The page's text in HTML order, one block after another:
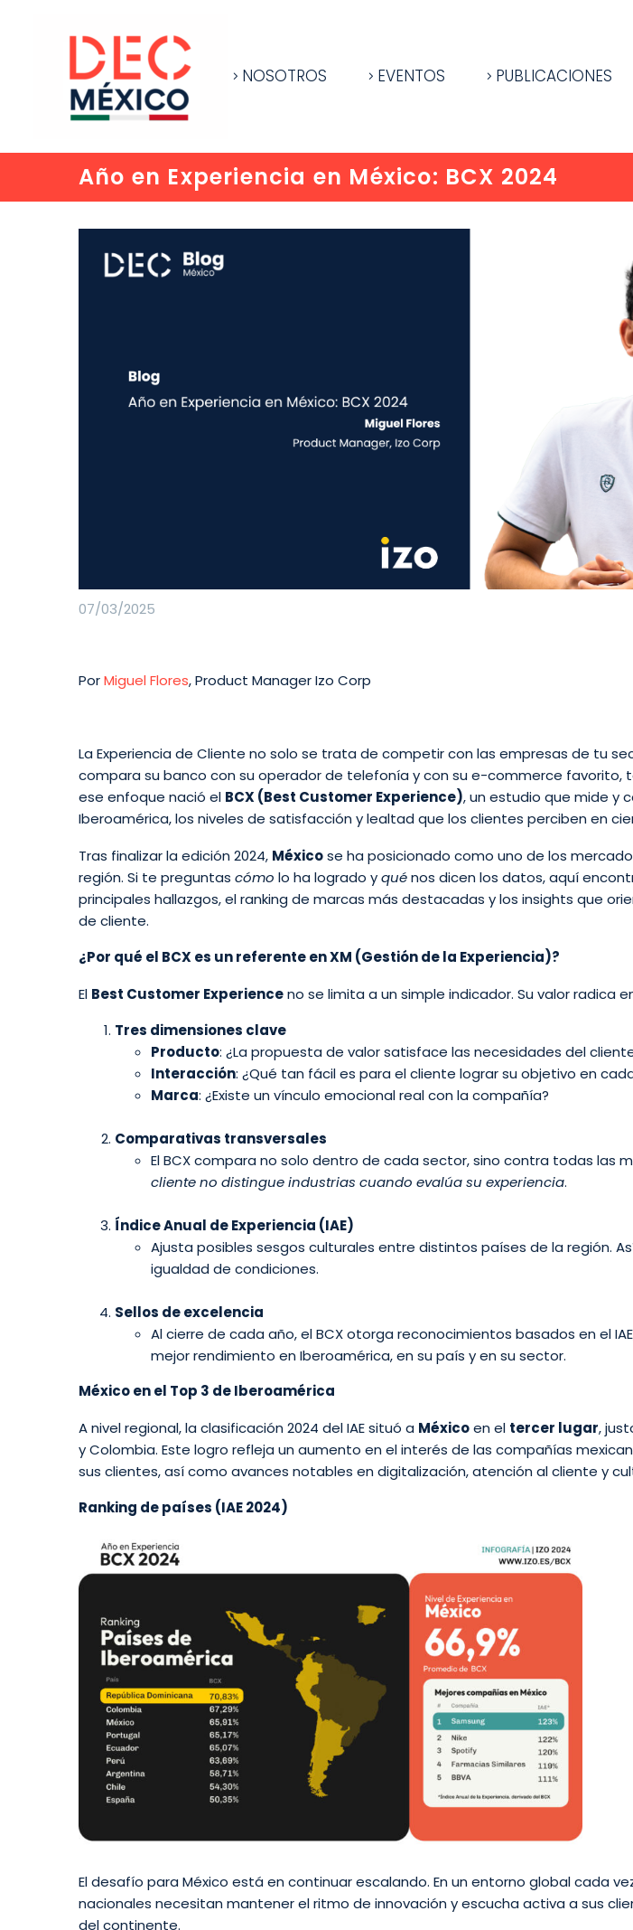
NOSOTROS EVENTOS PUBLICACIONES
Año en Experiencia en México: BCX 2024
07/03/2025
PorMiguel Flores, Product Manager Izo Corp
La Experiencia de Cliente no solo se trata de competir con las empresas de tu
compara su banco con su operador de telefonía y con su e-commerce favorito,
ese enfoque nació el BCX (Best Customer Experience), un estudio que mide y
Iberoamérica, los niveles de satisfacción y lealtad que los clientes perciben en
Tras finalizar la edición 2024, Méxicose ha posicionado como uno de los
región. Si te preguntas cómo lo ha logrado yquénos dicen los datos, aquí
principales hallazgos, el ranking de marcas más destacadas y los insights que
de cliente.
¿Por qué el BCX es un referente en XM (Gestión de la Experiencia)?
El Best Customer Experienceno se limita a un simple indicador. Su valor radica
Tres dimensiones clave
Producto: ¿La propuesta de valor satisface las necesidades del
Interacción: ¿Qué tan fácil es para el cliente lograr su objetivo en
Marca: ¿Existe un vínculo emocional real con la compañía?
Comparativas transversales
El BCX compara no solo dentro de cada sector, sino contra todas las
cliente no distingue industrias cuando evalúa su experiencia.
Índice Anual de Experiencia (IAE)
Ajusta posibles sesgos culturales entre distintos países de la región.
igualdad de condiciones.
Sellos de excelencia
Al cierre de cada año, el BCX otorga reconocimientos basados en el
mejor rendimiento en Iberoamérica, en su país y en su sector.
México en el Top 3 de Iberoamérica
A nivel regional, la clasificación 2024 del IAE situó a Méxicoen el tercer lugar,
y Colombia. Este logro refleja un aumento en el interés de las compañías
sus clientes, así como avances notables en digitalización, atención al cliente y
Ranking de países (IAE 2024)
El desafío para México está en continuar escalando. En un entorno global cada
nacionales necesitan mantener el ritmo de innovación y escucha activa a sus
del continente.